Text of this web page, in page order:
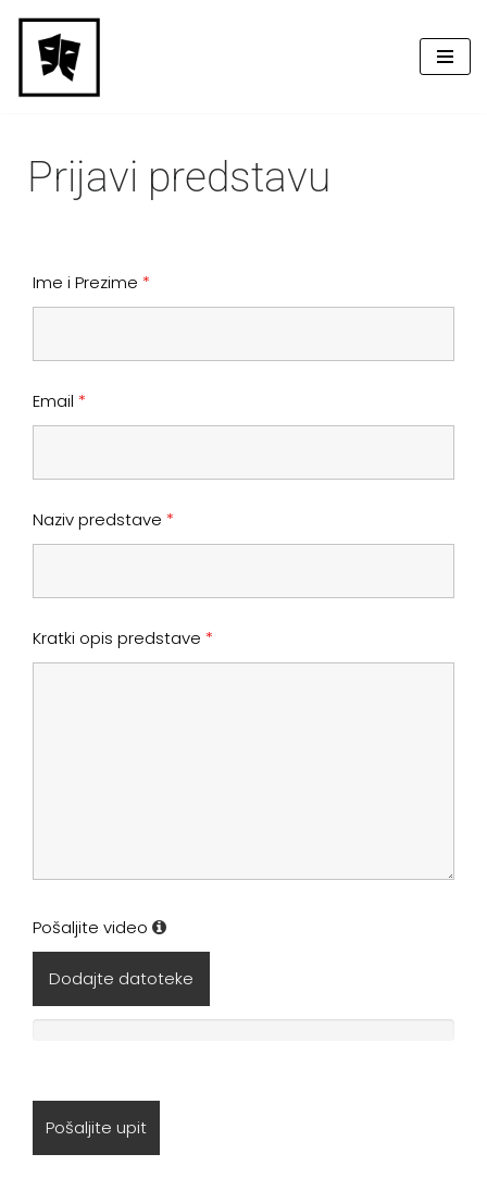
Skip
Prijavi predstavu
Ime i Prezime *
Email *
Naziv predstave *
Kratki opis predstave *
Pošaljite video
Dodajte datoteke